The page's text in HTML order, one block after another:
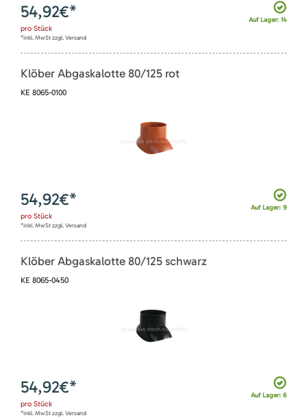
Auf Lager: 14
54,92€*
pro Stück
*inkl. MwSt zzgl. Versand
Klöber Abgaskalotte 80/125 rot
KE 8065-0100
Auf Lager: 9
54,92€*
pro Stück
*inkl. MwSt zzgl. Versand
Klöber Abgaskalotte 80/125 schwarz
KE 8065-0450
Auf Lager: 6
54,92€*
pro Stück
*inkl. MwSt zzgl. Versand